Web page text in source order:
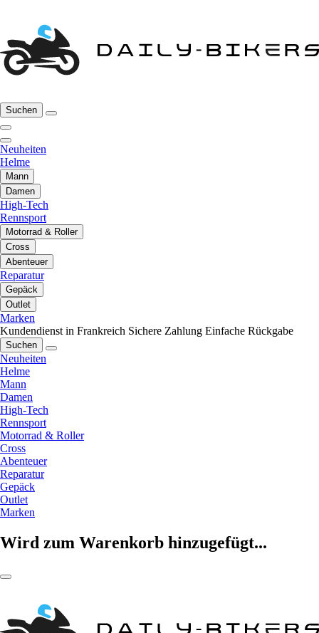
Suchen
Neuheiten
Helme
Mann
Damen
High-Tech
Rennsport
Motorrad & Roller
Cross
Abenteuer
Reparatur
Gepäck
Outlet
Marken
Kundendienst in Frankreich Sichere Zahlung Einfache Rückgabe
Suchen
Neuheiten
Helme
Mann
Damen
High-Tech
Rennsport
Motorrad & Roller
Cross
Abenteuer
Reparatur
Gepäck
Outlet
Marken
Wird zum Warenkorb hinzugefügt...